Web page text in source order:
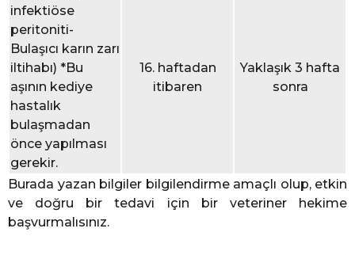
infektiöse
peritoniti-
Bulaşıcı karın zarı
iltihabı) *Bu
aşının kediye
hastalık
bulaşmadan
önce yapılması
gerekir.
16. haftadan
itibaren
Yaklaşık 3 hafta
sonra
Burada yazan bilgiler bilgilendirme amaçlı olup, etkin
ve doğru bir tedavi için bir veteriner hekime
başvurmalısınız.